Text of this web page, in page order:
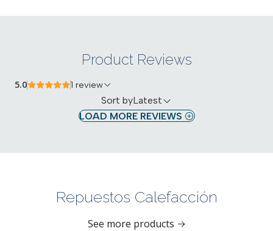
Product Reviews
5.0 1 review
Sort byLatest
LOAD MORE REVIEWS
Repuestos Calefacción
See more products